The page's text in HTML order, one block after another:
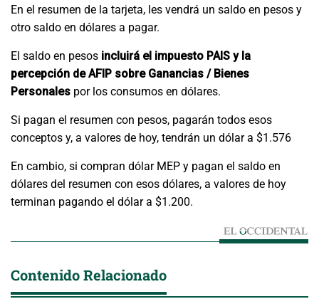
En el resumen de la tarjeta, les vendrá un saldo en pesos y
otro saldo en dólares a pagar.
El saldo en pesos incluirá el impuesto PAIS y la
percepción de AFIP sobre Ganancias / Bienes
Personales por los consumos en dólares.
Si pagan el resumen con pesos, pagarán todos esos
conceptos y, a valores de hoy, tendrán un dólar a $1.576
En cambio, si compran dólar MEP y pagan el saldo en
dólares del resumen con esos dólares, a valores de hoy
terminan pagando el dólar a $1.200.
Contenido Relacionado